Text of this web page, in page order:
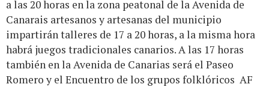
a las 20 horas en la zona peatonal de la Avenida de
Canarais artesanos y artesanas del municipio
impartirán talleres de 17 a 20 horas, a la misma hora
habrá juegos tradicionales canarios. A las 17 horas
también en la Avenida de Canarias será el Paseo
Romero y el Encuentro de los grupos folklóricos AF